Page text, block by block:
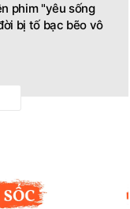
phim "yêu sống
bị tố bạc bẽo vô